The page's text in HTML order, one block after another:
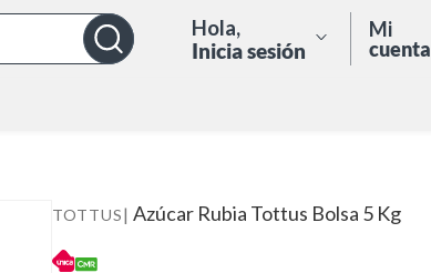
Hola,
Inicia sesión
Mi
cuenta
TOTTUS| Azúcar Rubia Tottus Bolsa 5 Kg